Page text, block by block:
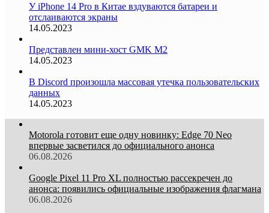
У iPhone 14 Pro в Китае вздуваются батареи и
отслаиваются экраны
14.05.2023
Представлен мини-хост GMK M2
14.05.2023
В Discord произошла массовая утечка пользовательских
данных
14.05.2023
Motorola готовит еще одну новинку: Edge 70 Neo
впервые засветился до официального анонса
06.08.2026
Google Pixel 11 Pro XL полностью рассекречен до
анонса: появились официальные изображения флагмана
06.08.2026